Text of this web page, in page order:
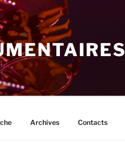
Archives Contacts